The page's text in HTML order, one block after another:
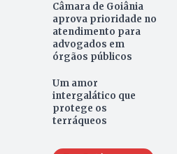
Câmara de Goiânia
aprova prioridade no
atendimento para
advogados em
órgãos públicos
Um amor
intergalático que
protege os
terráqueos